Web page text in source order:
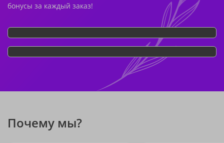
бонусы за каждый заказ!
Почему мы?